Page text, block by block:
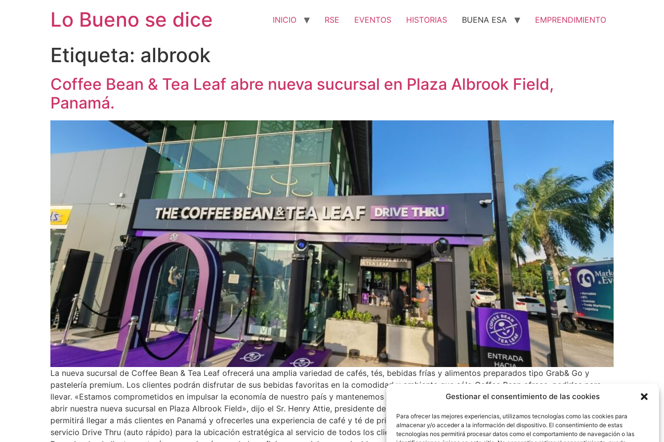
Gestionar el consentimiento de las cookies
Para ofrecer las mejores experiencias, utilizamos tecnologías como las cookies para
almacenar y/o acceder a la información del dispositivo. El consentimiento de estas
tecnologías nos permitirá procesar datos como el comportamiento de navegación o las
Lo Bueno se dice INICIO RSE EVENTOS HISTORIAS BUENA ESA EMPRENDIMIENTO
Etiqueta: albrook
Coffee Bean & Tea Leaf abre nueva sucursal en Plaza Albrook Field,
Panamá.
La nueva sucursal de Coffee Bean & Tea Leaf ofrecerá una amplia variedad de cafés, tés, bebidas frías y alimentos preparados tipo Grab& Go y
pastelería premium. Los clientes podrán disfrutar de sus bebidas favoritas en la comodidad y ambiente que sólo Coffee Bean ofrece, pedirlas para
llevar. «Estamos comprometidos en impulsar la economía de nuestro país y mantenemos nuestro plan de expansión sintiéndonos emocionados en
abrir nuestra nueva sucursal en Plaza Albrook Field», dijo el Sr. Henry Attie, presidente de Premium Café Latinoamérica. «Esta nueva ubicación nos
permitirá llegar a más clientes en Panamá y ofrecerles una experiencia de café y té de primera calidad». La nueva sucursal de Albrook cuenta con
servicio Drive Thru (auto rápido) para la ubicación estratégica al servicio de todos los clientes del área. También consolidaron el App Club Coffee